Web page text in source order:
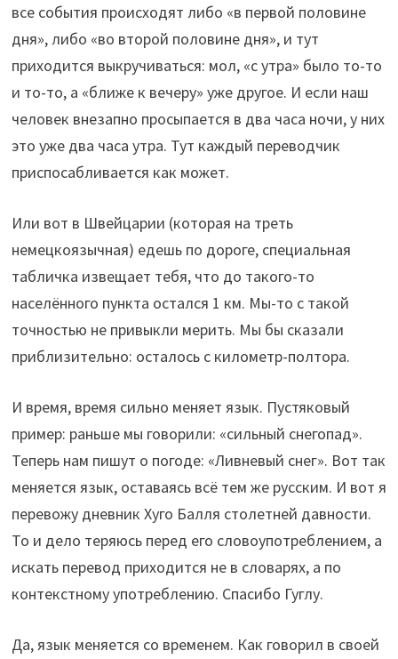
все события происходят либо «в первой половине
дня», либо «во второй половине дня», и тут
приходится выкручиваться: мол, «с утра» было то-то
и то-то, а «ближе к вечеру» уже другое. И если наш
человек внезапно просыпается в два часа ночи, у них
это уже два часа утра. Тут каждый переводчик
приспосабливается как может.
Или вот в Швейцарии (которая на треть
немецкоязычная) едешь по дороге, специальная
табличка извещает тебя, что до такого-то
населённого пункта остался 1 км. Мы-то с такой
точностью не привыкли мерить. Мы бы сказали
приблизительно: осталось с километр-полтора.
И время, время сильно меняет язык. Пустяковый
пример: раньше мы говорили: «сильный снегопад».
Теперь нам пишут о погоде: «Ливневый снег». Вот так
меняется язык, оставаясь всё тем же русским. И вот я
перевожу дневник Хуго Балля столетней давности.
То и дело теряюсь перед его словоупотреблением, а
искать перевод приходится не в словарях, а по
контекстному употреблению. Спасибо Гуглу.
Да, язык меняется со временем. Как говорил в своей